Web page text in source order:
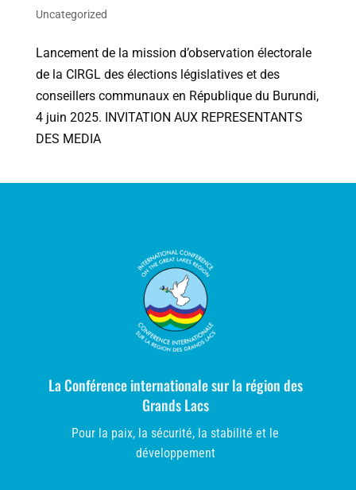
Uncategorized
Lancement de la mission d’observation électorale
de la CIRGL des élections législatives et des
conseillers communaux en République du Burundi,
4 juin 2025. INVITATION AUX REPRESENTANTS
DES MEDIA
La Conférence internationale sur la région des
Grands Lacs
Pour la paix, la sécurité, la stabilité et le
développement